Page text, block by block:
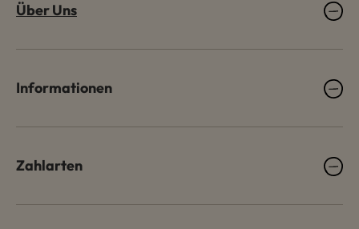
Über Uns
Informationen
Zahlarten